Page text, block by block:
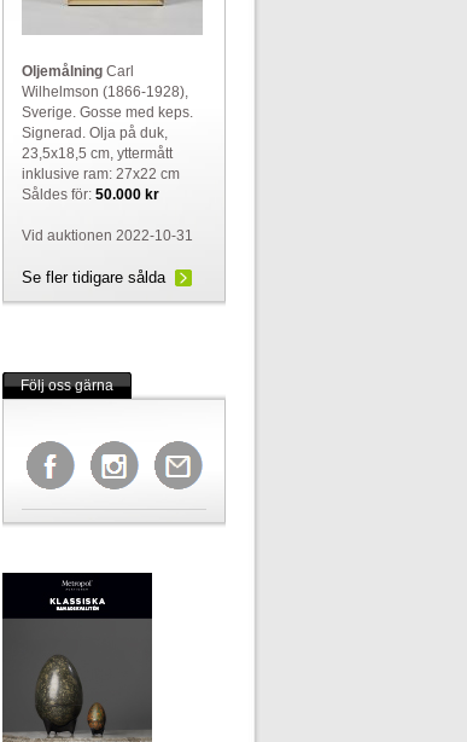
OljemålningCarl
Wilhelmson (1866-1928),
Sverige. Gosse med keps.
Signerad. Olja på duk,
23,5x18,5 cm, yttermått
inklusive ram: 27x22 cm
Såldes för: 50.000 kr
Vid auktionen 2022-10-31
Se fler tidigare sålda
Följ oss gärna